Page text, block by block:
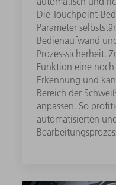
Die Touchpoint-
Parameter
Bedienaufwand
Prozesssicherheit.
Funktion eine
Erkennung und
Bereich der
anpassen. So
automatisierten